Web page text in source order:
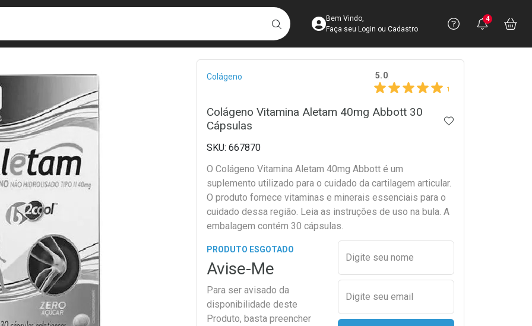
BUSCARAcesse sua Conta
Bem Vindo,
Faça seu Login ou Cadastro
Precisa
Ver Recursos
Você
4
Breadcrumb
Colágeno 5.0
1
Colágeno Vitamina Aletam 40mg Abbott 30
Cápsulas
ADICIONAR AOS
667870
O Colágeno Vitamina Aletam 40mg Abbott é um
suplemento utilizado para o cuidado da cartilagem articular.
O produto fornece vitaminas e minerais essenciais para o
cuidado dessa região. Leia as instruções de uso na bula. A
embalagem contém 30 cápsulas.
PRODUTO ESGOTADO
Avise-Me
Para ser avisado da
disponibilidade deste
Produto, basta preencher
Preencher nome e email
Digite seu nome
Digite seu email